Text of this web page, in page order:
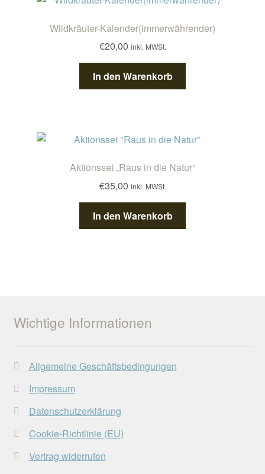
Wildkräuter-Kalender(immerwährender)
€20,00 inkl. MWSt.
In den Warenkorb
Aktionsset „Raus in die Natur“
€35,00 inkl. MWSt.
In den Warenkorb
Wichtige Informationen
Allgemeine Geschäftsbedingungen
Impressum
Datenschutzerklärung
Cookie-Richtlinie (EU)
Vertrag widerrufen